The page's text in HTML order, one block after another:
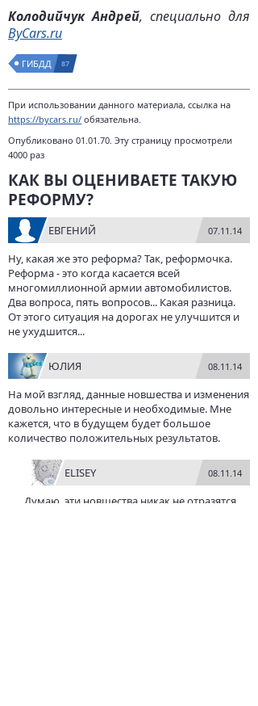
Колодийчук Андрей, специально для
ByCars.ru
ГИБДД 87
При использовании данного материала, ссылка на
https://bycars.ru/ обязательна.
Опубликовано 01.01.70. Эту страницу просмотрели
4000 раз
КАК ВЫ ОЦЕНИВАЕТЕ ТАКУЮ
РЕФОРМУ?
ЕВГЕНИЙ 07.11.14
Ну, какая же это реформа? Так, реформочка.
Реформа - это когда касается всей
многомиллионной армии автомобилистов.
Два вопроса, пять вопросов... Какая разница.
От этого ситуация на дорогах не улучшится и
не ухудшится...
ЮЛИЯ 08.11.14
На мой взгляд, данные новшества и изменения
довольно интересные и необходимые. Мне
кажется, что в будущем будет большое
количество положительных результатов.
ELISEY 08.11.14
Думаю, эти новшества никак не отразятся